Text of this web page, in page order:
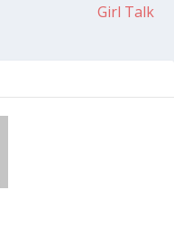
Girl Talk